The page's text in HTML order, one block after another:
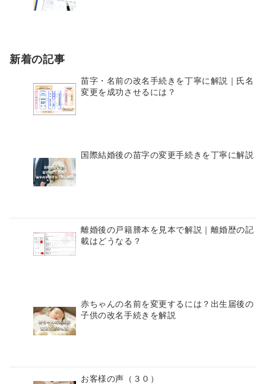
新着の記事
苗字・名前の改名手続きを丁寧に解説｜氏名
変更を成功させるには？
国際結婚後の苗字の変更手続きを丁寧に解説
離婚後の戸籍謄本を見本で解説｜離婚歴の記
載はどうなる？
赤ちゃんの名前を変更するには？出生届後の
子供の改名手続きを解説
お客様の声（３０）